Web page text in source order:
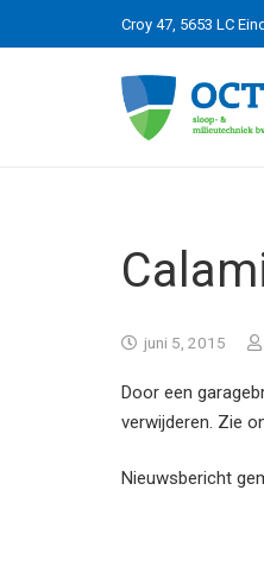
Croy 47, 5653 LC
juni 5, 2015
Door een
verwijderen. Zie
Nieuwsbericht